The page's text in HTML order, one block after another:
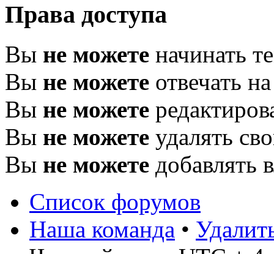
Права доступа
Вы не можете начинать
Вы не можете отвечать
Вы не можете
Вы не можете удалять
Вы не можете добавлять
Список форумов
Наша команда •